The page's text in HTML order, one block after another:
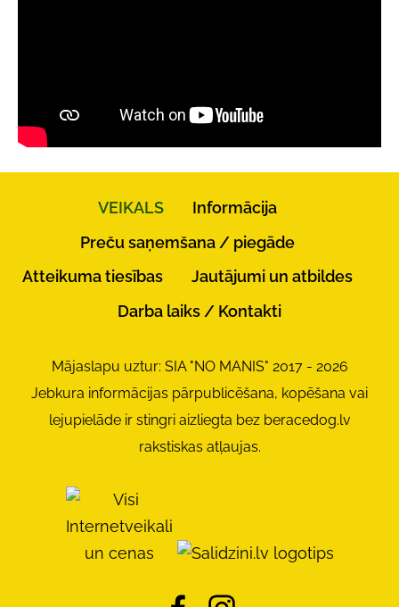
VEIKALS
Informācija
Preču saņemšana / piegāde
Atteikuma tiesības
Jautājumi un atbildes
Darba laiks / Kontakti
Mājaslapu uztur: SIA "NO MANIS" 2017 - 2026
Jebkura informācijas pārpublicēšana, kopēšana vai
lejupielāde ir stingri aizliegta bez beracedog.lv
rakstiskas atļaujas.